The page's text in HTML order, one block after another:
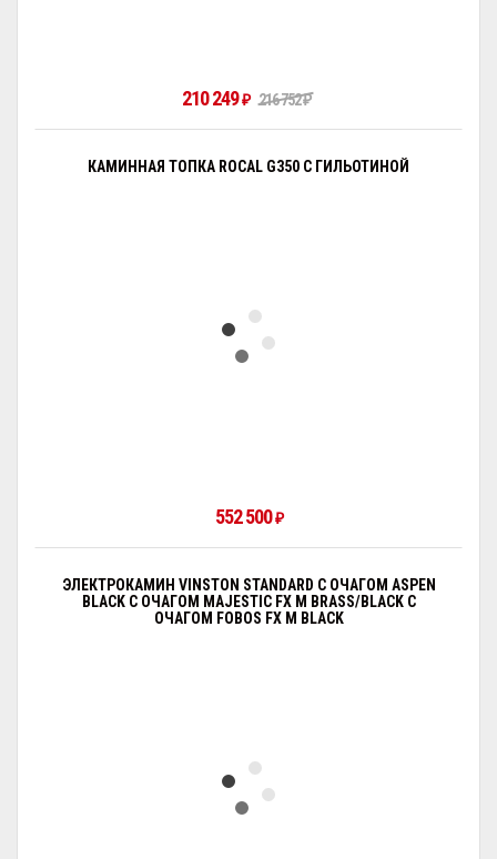
210 249₽ 216 752₽
КАМИННАЯ ТОПКА ROCAL G350 С ГИЛЬОТИНОЙ
552 500₽
ЭЛЕКТРОКАМИН VINSTON STANDARD С ОЧАГОМ АSPEN
BLACK С ОЧАГОМ MAJESTIC FX M BRASS/BLACK С
ОЧАГОМ FOBOS FX M BLACK